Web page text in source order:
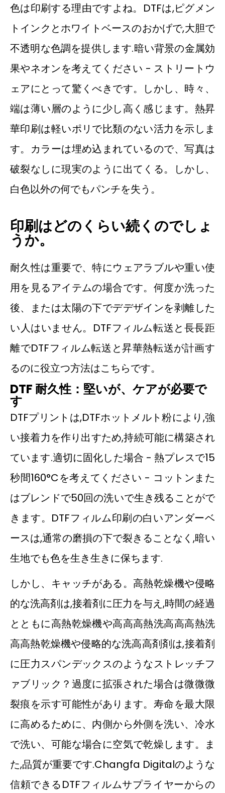
色は印刷する理由ですよね。DTFは,ピグメン
トインクとホワイトベースのおかげで,大胆で
不透明な色調を提供します.暗い背景の金属効
果やネオンを考えてください - ストリートウ
ェアにとって驚くべきです。しかし、時々、
端は薄い層のように少し高く感じます。熱昇
華印刷は軽いポリで比類のない活力を示しま
す。カラーは埋め込まれているので、写真は
破裂なしに現実のように出てくる。しかし、
白色以外の何でもパンチを失う。
印刷はどのくらい続くのでしょ
うか。
耐久性は重要で、特にウェアラブルや重い使
用を見るアイテムの場合です。何度か洗った
後、または太陽の下でデデザインを剥離した
い人はいません。DTFフィルム転送と長長距
離でDTFフィルム転送と昇華熱転送が計画す
るのに役立つ方法はこちらです。
DTF 耐久性：堅いが、ケアが必要で
す
DTFプリントは,DTFホットメルト粉により,強
い接着力を作り出すため,持続可能に構築され
ています.適切に固化した場合 - 熱プレスで15
秒間160°Cを考えてください - コットンまた
はブレンドで50回の洗いで生き残ることがで
きます。DTFフィルム印刷の白いアンダーベ
ースは,通常の磨損の下で裂きることなく,暗い
生地でも色を生き生きに保ちます.
しかし、キャッチがある。高熱乾燥機や侵略
的な洗高剤は,接着剤に圧力を与え,時間の経過
とともに高熱乾燥機や高高高熱洗高高高熱洗
高高熱乾燥機や侵略的な洗高高剤剤は,接着剤
に圧力スパンデックスのようなストレッチフ
ァブリック？過度に拡張された場合は微微微
裂痕を示す可能性があります。寿命を最大限
に高めるために、内側から外側を洗い、冷水
で洗い、可能な場合に空気で乾燥します。ま
た,品質が重要です.Changfa Digitalのような
信頼できるDTFフィルムサプライヤーからの